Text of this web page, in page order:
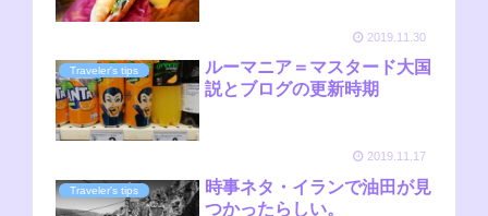
2019.11.30
Traveler's tips
ルーマニア＝マスタード大国
説とブログの更新時期
2019.11.17
Traveler's tips
時事ネタ・イランで油田が見
つかったらしい。